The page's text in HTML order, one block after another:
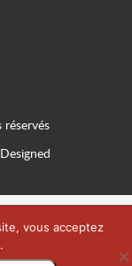
réservés
Designed
vous acceptez